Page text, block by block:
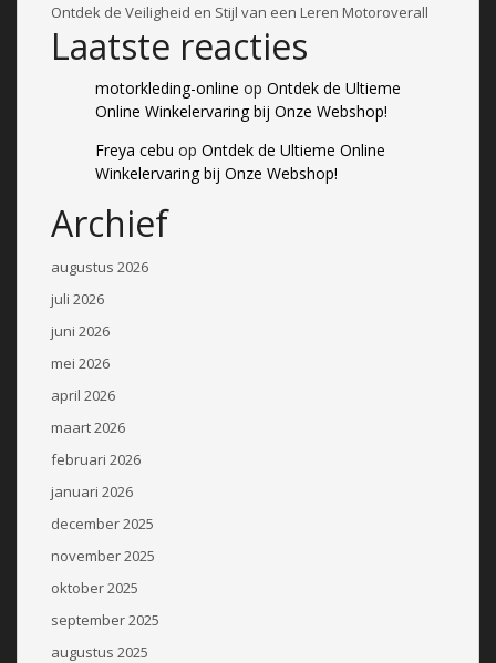
Ontdek de Veiligheid en Stijl van een Leren Motoroverall
Laatste reacties
motorkleding-online op Ontdek de Ultieme
Online Winkelervaring bij Onze Webshop!
Freya cebu op Ontdek de Ultieme Online
Winkelervaring bij Onze Webshop!
Archief
augustus 2026
juli 2026
juni 2026
mei 2026
april 2026
maart 2026
februari 2026
januari 2026
december 2025
november 2025
oktober 2025
september 2025
augustus 2025